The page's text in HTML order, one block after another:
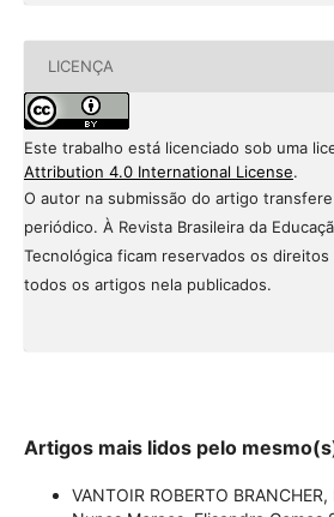
LICENÇA
Este trabalho está licenciado sob uma
Attribution 4.0 International License.
O autor na submissão do artigo
periódico. À Revista Brasileira da
Tecnológica ficam reservados os
todos os artigos nela publicados.
Artigos mais lidos pelo
VANTOIR ROBERTO